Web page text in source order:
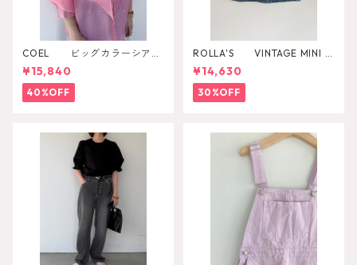
COEL ビッグカラーシアー
シャツ
¥15,840
40%OFF
ROLLA'S VINTAGE MINI D
AZZLER
¥14,630
30%OFF